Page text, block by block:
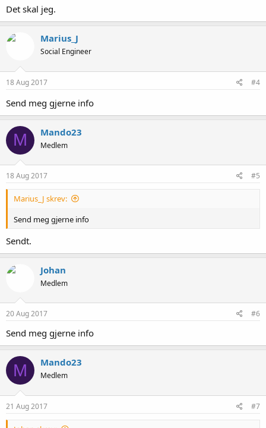
Det skal jeg.
Marius_J
Social Engineer
18 Aug 2017 #4
Send meg gjerne info
M Mando23
Medlem
18 Aug 2017 #5
Marius_J skrev:
Send meg gjerne info
Sendt.
Johan
Medlem
20 Aug 2017 #6
Send meg gjerne info
M Mando23
Medlem
21 Aug 2017 #7